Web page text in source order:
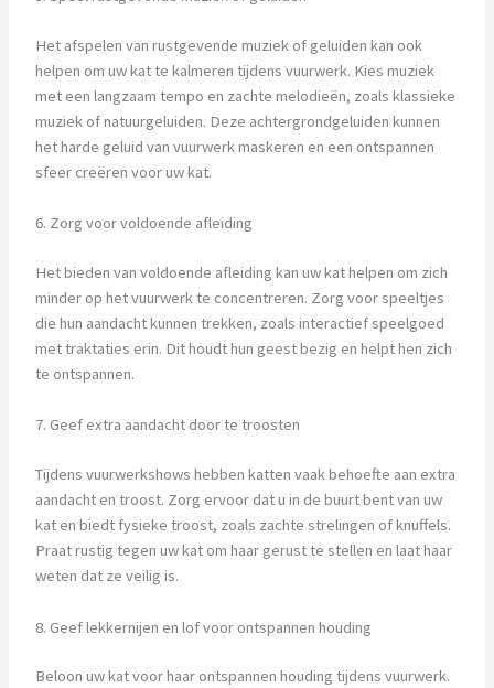
Het afspelen van rustgevende muziek of geluiden kan ook
helpen om uw kat te kalmeren tijdens vuurwerk. Kies muziek
met een langzaam tempo en zachte melodieën, zoals klassieke
muziek of natuurgeluiden. Deze achtergrondgeluiden kunnen
het harde geluid van vuurwerk maskeren en een ontspannen
sfeer creëren voor uw kat.
6. Zorg voor voldoende afleiding
Het bieden van voldoende afleiding kan uw kat helpen om zich
minder op het vuurwerk te concentreren. Zorg voor speeltjes
die hun aandacht kunnen trekken, zoals interactief speelgoed
met traktaties erin. Dit houdt hun geest bezig en helpt hen zich
te ontspannen.
7. Geef extra aandacht door te troosten
Tijdens vuurwerkshows hebben katten vaak behoefte aan extra
aandacht en troost. Zorg ervoor dat u in de buurt bent van uw
kat en biedt fysieke troost, zoals zachte strelingen of knuffels.
Praat rustig tegen uw kat om haar gerust te stellen en laat haar
weten dat ze veilig is.
8. Geef lekkernijen en lof voor ontspannen houding
Beloon uw kat voor haar ontspannen houding tijdens vuurwerk.